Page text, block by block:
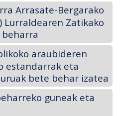
Arrasate-Bergarako
Lurraldearen Zatikako
araubideren
estandarrak eta
bete behar izatea
guneak eta